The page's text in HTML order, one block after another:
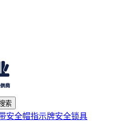
索
安全帽指示牌安全锁具